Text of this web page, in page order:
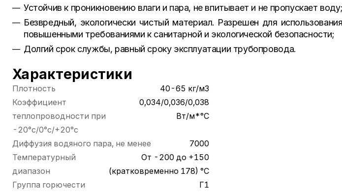
Устойчив к проникновению влаги и пара, не впитывает и не пропускает воду;
Безвредный, экологически чистый материал. Разрешен для
повышенными требованиями к санитарной и экологической безопасности;
Долгий срок службы, равный сроку эксплуатации трубопровода.
Характеристики
Плотность
40-65 кг/м3
Коэффициент
теплопроводности при
-20°с/0°с/+20°с
0,034/0,036/0,038
Вт/м*°С
Диффузия водяного пара, не менее
7000
Температурный
диапазон
От -200 до +150
(кратковременно 178) °С
Группа горючести
Г1